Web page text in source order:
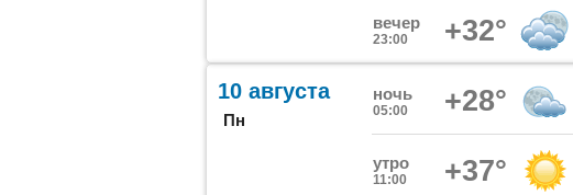
вечер
23:00 +32°
10 августа
Пн
ночь
05:00 +28°
утро
11:00 +37°